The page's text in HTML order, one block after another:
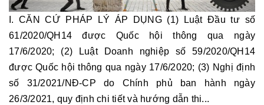
I. CĂN CỨ PHÁP LÝ ÁP DỤNG (1) Luật Đầu tư số
61/2020/QH14 được Quốc hội thông qua ngày
17/6/2020; (2) Luật Doanh nghiệp số 59/2020/QH14
được Quốc hội thông qua ngày 17/6/2020; (3) Nghị định
số 31/2021/NĐ-CP do Chính phủ ban hành ngày
26/3/2021, quy định chi tiết và hướng dẫn thi...